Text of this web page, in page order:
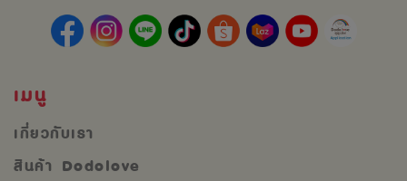
เมนู
เกี่ยวกับเรา
สินค้า Dodolove